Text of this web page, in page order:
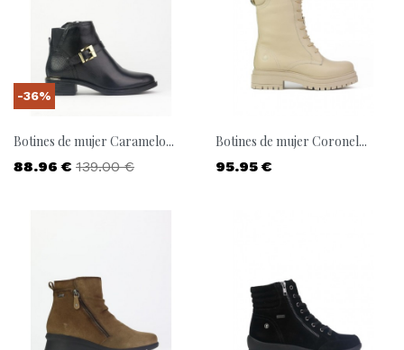
Botines de mujer Caramelo...
Precio
88.96 € Precio base
139.00 €
-36%
Botines de mujer Coronel...
Precio
95.95 €